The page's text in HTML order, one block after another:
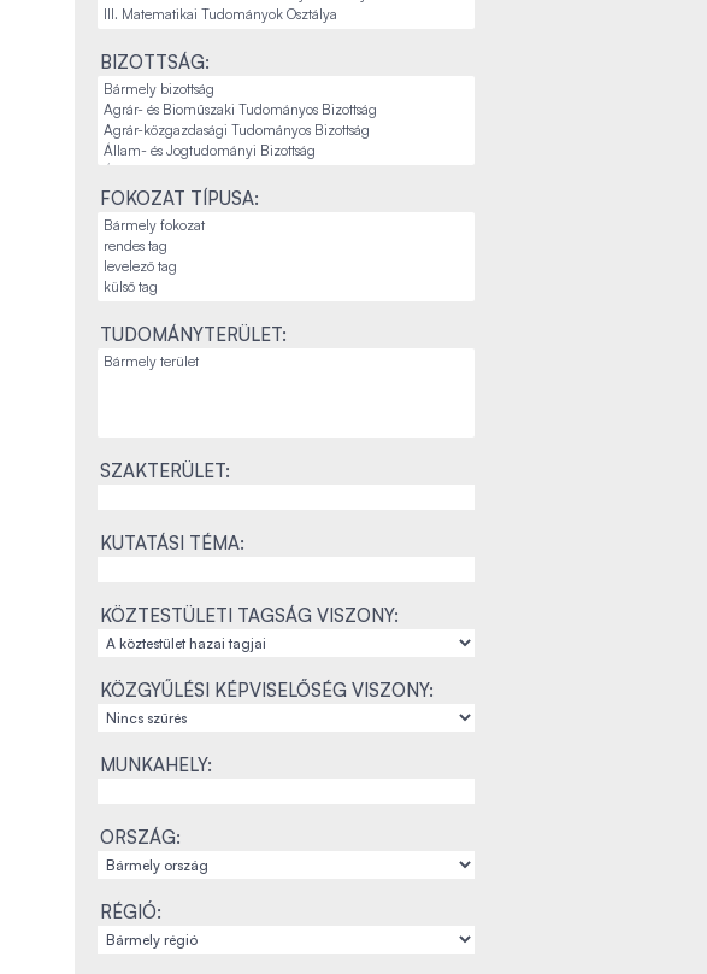
BIZOTTSÁG:
FOKOZAT TÍPUSA:
TUDOMÁNYTERÜLET:
SZAKTERÜLET:
KUTATÁSI TÉMA:
KÖZTESTÜLETI TAGSÁG VISZONY:
KÖZGYŰLÉSI KÉPVISELŐSÉG VISZONY:
MUNKAHELY:
ORSZÁG:
RÉGIÓ: